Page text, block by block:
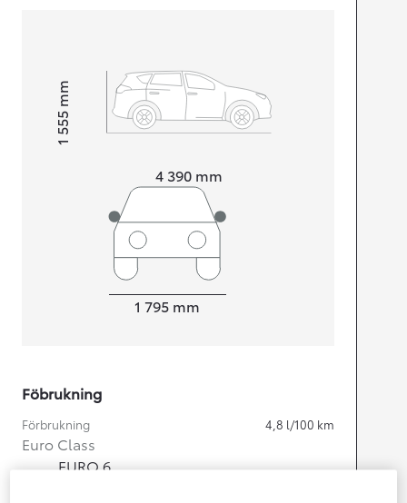
4 390 mm
Height1 555
mm
1 795 mm
Föbrukning
Förbrukning 4,8 l/100 km
Euro Class
EURO 6